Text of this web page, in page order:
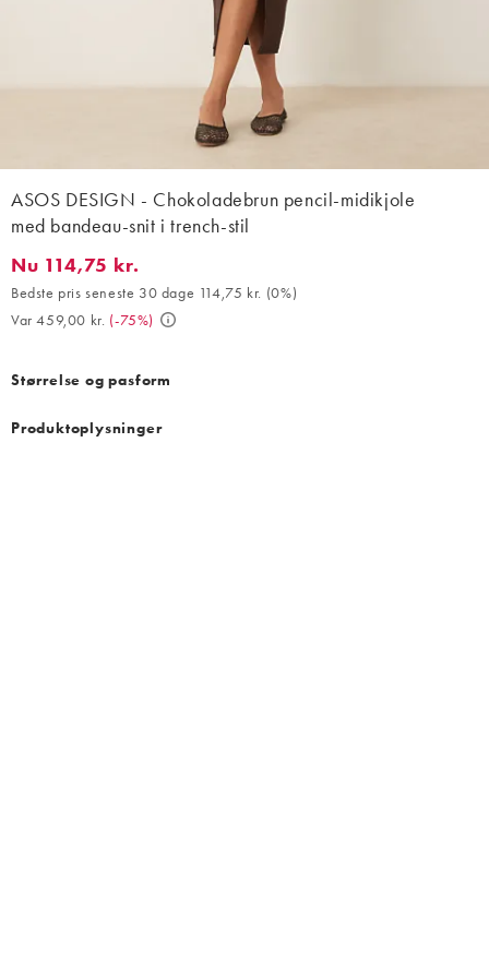
ASOS DESIGN - Chokoladebrun pencil-midikjole
med bandeau-snit i trench-stil
Nu 114,75 kr.. Bedste pris seneste 30 dage 114,75 kr. (0%). Var
Nu 114,75 kr.
Bedste pris seneste 30 dage 114,75 kr. (0%)
Var 459,00 kr. (-75%)
Størrelse og pasform
Produktoplysninger